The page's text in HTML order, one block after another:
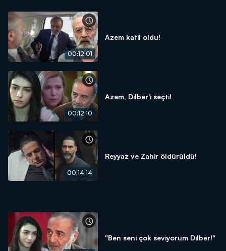
00:12:01
Azem katil oldu!
00:12:10
Azem, Dilber'i seçti!
00:14:14
Reyyaz ve Zahir öldürüldü!
"Ben seni çok seviyorum Dilber!"